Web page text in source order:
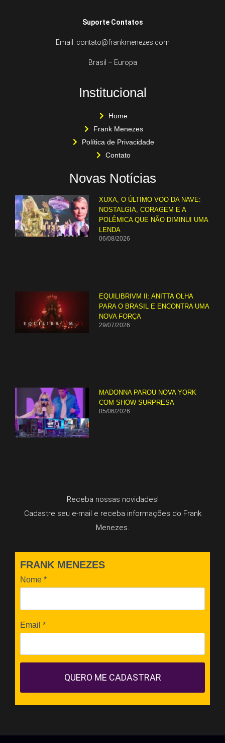
Suporte Contatos
Email: contato@frankmenezes.com
Brasil – Europa
Institucional
Home
Frank Menezes
Política de Privacidade
Contato
Novas Notícias
XUXA, O ÚLTIMO VOO DA NAVE:
NOSTALGIA, CORAGEM E A
POLÊMICA QUE NÃO DIMINUI UMA
LENDA
06/08/2026
EQUILIBRIVM II: ANITTA OLHA
PARA O BRASIL E ENCONTRA UMA
NOVA FORÇA
29/07/2026
MADONNA PAROU NOVA YORK
COM SHOW SURPRESA
05/06/2026
Receba nossas novidades!
Cadastre seu e-mail e receba informações do Frank
Menezes.
FRANK MENEZES
Nome *
Email *
QUERO ME CADASTRAR